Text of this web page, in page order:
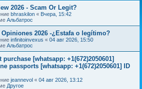
2026 - Scam Or Legit?
bhraskilon « Вчера, 15:42
Альбатрос
2026 -¿Estafa o legítimo?
infinitoinvexus « 04 авг 2026, 15:50
Альбатрос
[whatsapp: +1(672)2050601]
passports [whatsapp: +1(672)2050601] ID
jeannevol « 04 авг 2026, 13:12
Другое